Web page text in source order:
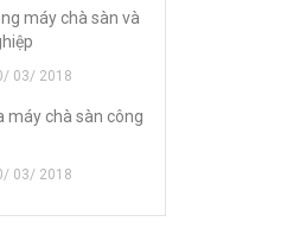
máy chà sàn và
03/ 2018
máy chà sàn công
03/ 2018